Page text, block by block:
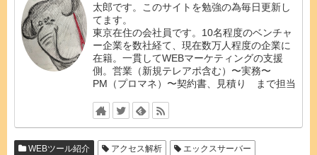
太郎です。このサイトを勉強の為毎日更新し
てます。
東京在住の会社員です。10名程度のベンチャ
ー企業を数社経て、現在数万人程度の企業に
在籍。一貫してWEBマーケティングの支援
側。営業（新規テレアポ含む）〜実務〜
PM（プロマネ）〜契約書、見積り まで担当
WEBツール紹介 アクセス解析 エックスサーバー